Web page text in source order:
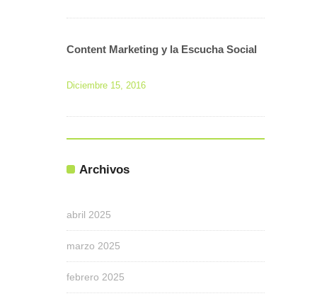
Content Marketing y la Escucha Social
Diciembre 15, 2016
Archivos
abril 2025
marzo 2025
febrero 2025